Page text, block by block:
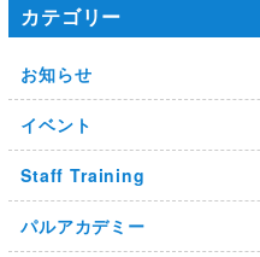
カテゴリー
お知らせ
イベント
Staff Training
パルアカデミー